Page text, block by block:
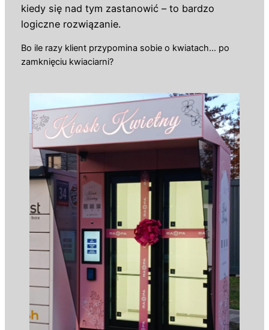
kiedy się nad tym zastanowić – to bardzo
logiczne rozwiązanie.
Bo ile razy klient przypomina sobie o kwiatach… po
zamknięciu kwiaciarni?